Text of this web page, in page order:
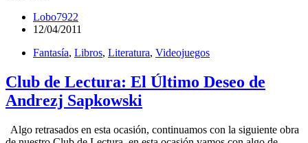
Lobo7922
12/04/2011
Fantasía, Libros, Literatura, Videojuegos
Club de Lectura: El Último Deseo de
Andrezj Sapkowski
Algo retrasados en esta ocasión, continuamos con la siguiente obra